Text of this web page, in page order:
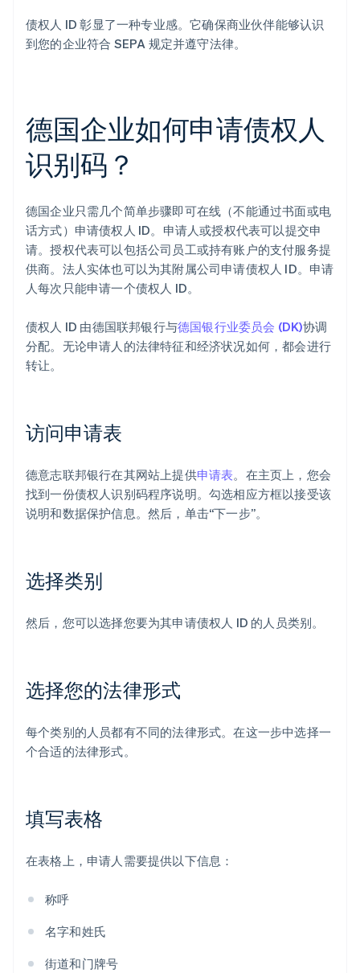
债权人 ID 彰显了一种专业感。它确保商业伙伴能够认识
到您的企业符合 SEPA 规定并遵守法律。
德国企业如何申请债权人
识别码？
德国企业只需几个简单步骤即可在线（不能通过书面或电
话方式）申请债权人 ID。申请人或授权代表可以提交申
请。授权代表可以包括公司员工或持有账户的支付服务提
供商。法人实体也可以为其附属公司申请债权人 ID。申请
人每次只能申请一个债权人 ID。
债权人 ID 由德国联邦银行与德国银行业委员会 (DK)协调
分配。无论申请人的法律特征和经济状况如何，都会进行
转让。
访问申请表
德意志联邦银行在其网站上提供申请表。在主页上，您会
找到一份债权人识别码程序说明。勾选相应方框以接受该
说明和数据保护信息。然后，单击“下一步”。
选择类别
然后，您可以选择您要为其申请债权人 ID 的人员类别。
选择您的法律形式
每个类别的人员都有不同的法律形式。在这一步中选择一
个合适的法律形式。
填写表格
在表格上，申请人需要提供以下信息：
称呼
名字和姓氏
街道和门牌号